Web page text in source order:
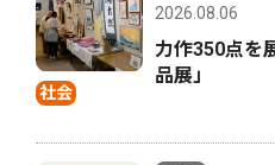
社会
2026.08.06
力作350点を
品展」